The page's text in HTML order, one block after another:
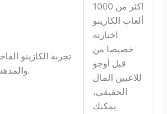
تجربة الكازينو
والمدهشة.
اكثر من 1000
ألعاب الكازينو
اختارته
خصيصا من
قبل أوجو
للاعبين المال
الحقيقي،
يمكنك